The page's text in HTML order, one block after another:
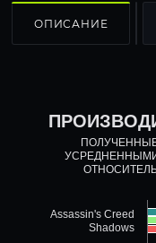
ОПИСАНИЕ
Assassin's Creed
Shadows